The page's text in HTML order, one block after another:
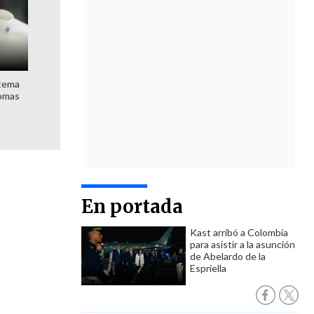
En portada
Kast arribó a Colombia
para asistir a la asunción
de Abelardo de la
Espriella